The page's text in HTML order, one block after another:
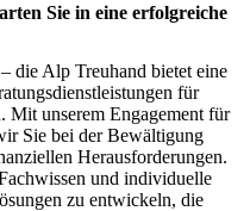
Sie in eine erfolgreiche
die Alp Treuhand bietet eine
für
Mit unserem Engagement für
Sie bei der Bewältigung
Herausforderungen.
und individuelle
zu entwickeln, die